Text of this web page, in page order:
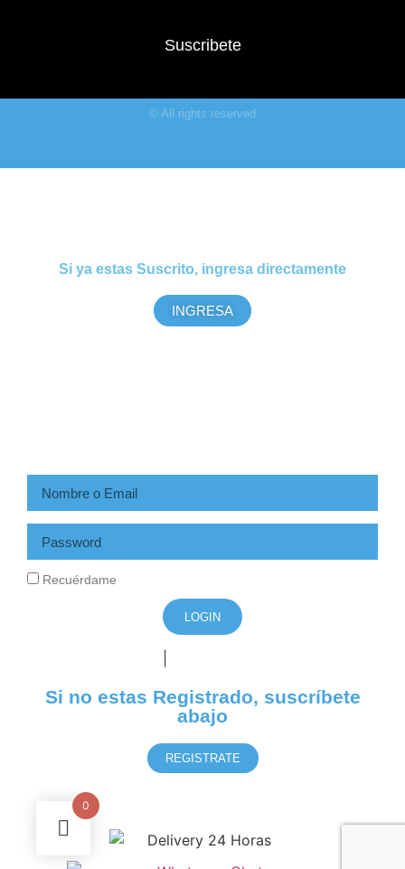
Suscribete
© All rights reserved
0
Si ya estas Suscrito, ingresa directamente
INGRESA
Recuérdame
LOGIN
Si no estas Registrado, suscríbete
abajo
REGISTRATE